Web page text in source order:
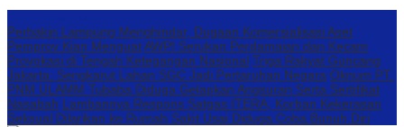
Perbakin Lampung Menghindar, Dugaan Komersialisasi Aset
Pemprov Kian MenguatAWPI Serukan Perdamaian dan Kecam
Provokasi di Tengah Ketegangan Nasional Triga Rakyat Guncang
Jakarta: Sengkarut Lahan SGC Jadi Pertaruhan Negara Oknum PT.
PNM ULAMM Tubaba Diduga Gelapkan Angsuran Serta Sertifikat
Nasabah Lambannya Respons Satgas ITERA, Korban Kekerasan
Seksual Dilarikan ke Rumah Sakit Usai Diduga Coba Bunuh Diri